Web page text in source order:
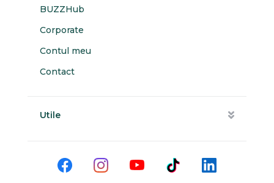
BUZZHub
Corporate
Contul meu
Contact
Utile